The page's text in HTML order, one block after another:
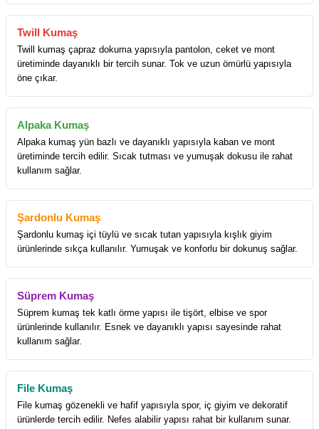
Twill Kumaş
Twill kumaş çapraz dokuma yapısıyla pantolon, ceket ve mont
üretiminde dayanıklı bir tercih sunar. Tok ve uzun ömürlü yapısıyla
öne çıkar.
Alpaka Kumaş
Alpaka kumaş yün bazlı ve dayanıklı yapısıyla kaban ve mont
üretiminde tercih edilir. Sıcak tutması ve yumuşak dokusu ile rahat
kullanım sağlar.
Şardonlu Kumaş
Şardonlu kumaş içi tüylü ve sıcak tutan yapısıyla kışlık giyim
ürünlerinde sıkça kullanılır. Yumuşak ve konforlu bir dokunuş sağlar.
Süprem Kumaş
Süprem kumaş tek katlı örme yapısı ile tişört, elbise ve spor
ürünlerinde kullanılır. Esnek ve dayanıklı yapısı sayesinde rahat
kullanım sağlar.
File Kumaş
File kumaş gözenekli ve hafif yapısıyla spor, iç giyim ve dekoratif
ürünlerde tercih edilir. Nefes alabilir yapısı rahat bir kullanım sunar.